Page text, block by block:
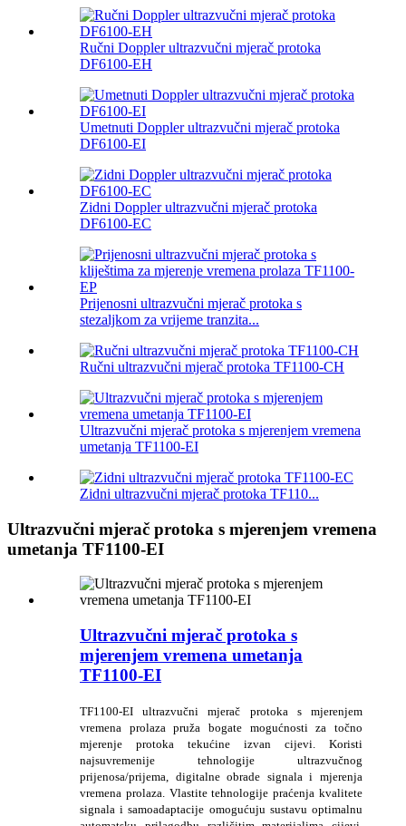
Ručni Doppler ultrazvučni mjerač protoka
DF6100-EH
Umetnuti Doppler ultrazvučni mjerač protoka
DF6100-EI
Zidni Doppler ultrazvučni mjerač protoka
DF6100-EC
Prijenosni ultrazvučni mjerač protoka s
stezaljkom za vrijeme tranzita...
Ručni ultrazvučni mjerač protoka TF1100-CH
Ultrazvučni mjerač protoka s mjerenjem vremena
umetanja TF1100-EI
Zidni ultrazvučni mjerač protoka TF110...
Ultrazvučni mjerač protoka s mjerenjem vremena
umetanja TF1100-EI
Ultrazvučni mjerač protoka s
mjerenjem vremena umetanja
TF1100-EI
TF1100-EI ultrazvučni mjerač protoka s mjerenjem
vremena prolaza pruža bogate mogućnosti za točno
mjerenje protoka tekućine izvan cijevi. Koristi
najsuvremenije tehnologije ultrazvučnog
prijenosa/prijema, digitalne obrade signala i mjerenja
vremena prolaza. Vlastite tehnologije praćenja kvalitete
signala i samoadaptacije omogućuju sustavu optimalnu